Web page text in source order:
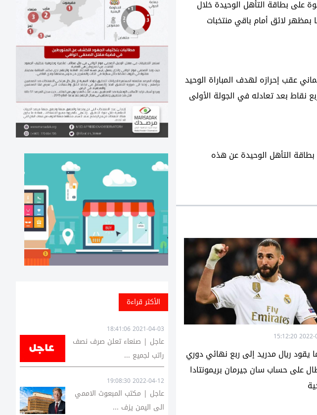
على بطاقة التأهل الوحيدة خلال
بمظهر لائق أمام باقي منتخبات
عقب إحرازه لهدف المباراة الوحيد
نقاط بعد تعادله في الجولة الأولى
التأهل الوحيدة عن هذه
2022-03-
يقود ريال مدريد إلى ربع نهائي دوري
على حساب سان جيرمان بريمونتادا
الأكثر قراءة
2021-04-03 18:41:06
عاجل | صنعاء تعلن صرف نصف
راتب لجميع ...
2022-04-12 19:08:30
عاجل | مكتب المبعوث الاممي
الى اليمن يزف ...